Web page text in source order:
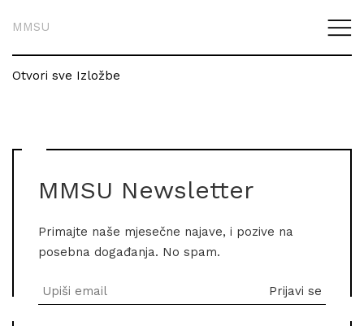
MMSU
Otvori sve Izložbe
MMSU Newsletter
Primajte naše mjesečne najave, i pozive na
posebna događanja. No spam.